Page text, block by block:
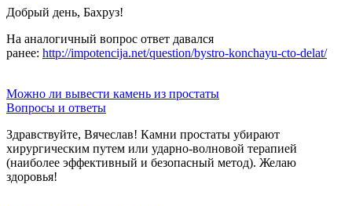
Добрый день, Бахруз!
На аналогичный вопрос ответ давался
ранее: http://impotencija.net/question/bystro-konchayu-cto-delat/
Можно ли вывести камень из простаты
Вопросы и ответы
Здравствуйте, Вячеслав! Камни простаты убирают
хирургическим путем или ударно-волновой терапией
(наиболее эффективный и безопасный метод). Желаю
здоровья!